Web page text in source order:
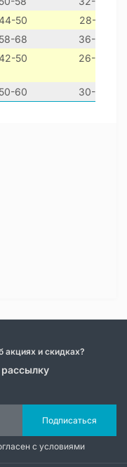
50
28-35
58-68
36-44
50 26-36
50-60 30-39
акциях и скидках?
Подписаться
с условиями